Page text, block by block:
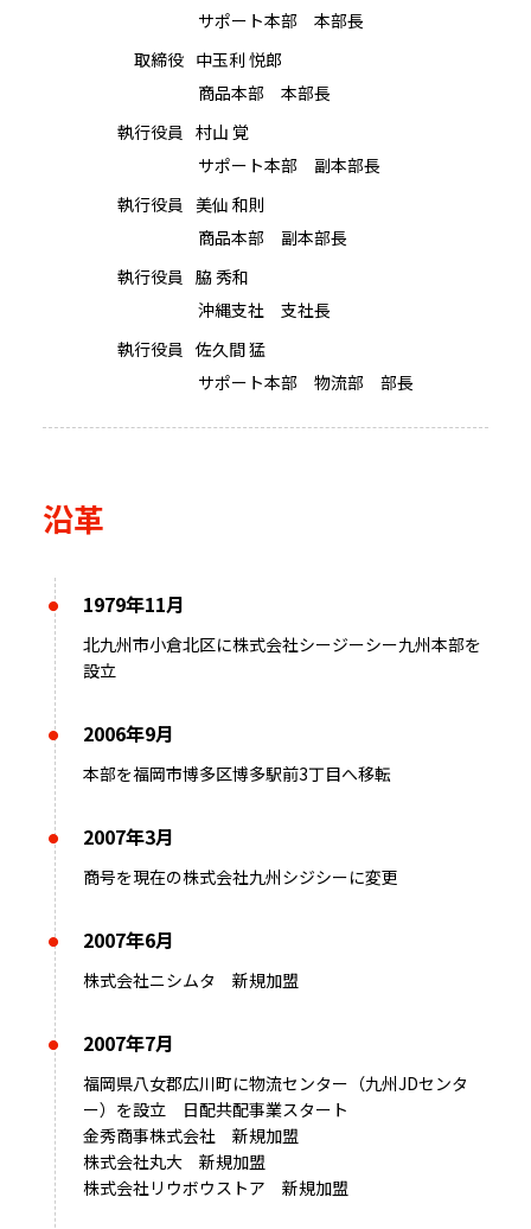
サポート本部 本部長
取締役 中玉利 悦郎
商品本部 本部長
執行役員 村山 覚
サポート本部 副本部長
執行役員 美仙 和則
商品本部 副本部長
執行役員 脇 秀和
沖縄支社 支社長
執行役員 佐久間 猛
サポート本部 物流部 部長
沿革
1979年11月
北九州市小倉北区に株式会社シージーシー九州本部を
設立
2006年9月
本部を福岡市博多区博多駅前3丁目へ移転
2007年3月
商号を現在の株式会社九州シジシーに変更
2007年6月
株式会社ニシムタ 新規加盟
2007年7月
福岡県八女郡広川町に物流センター（九州JDセンタ
ー）を設立 日配共配事業スタート
金秀商事株式会社 新規加盟
株式会社丸大 新規加盟
株式会社リウボウストア 新規加盟